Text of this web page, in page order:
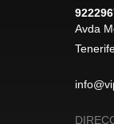
Avda